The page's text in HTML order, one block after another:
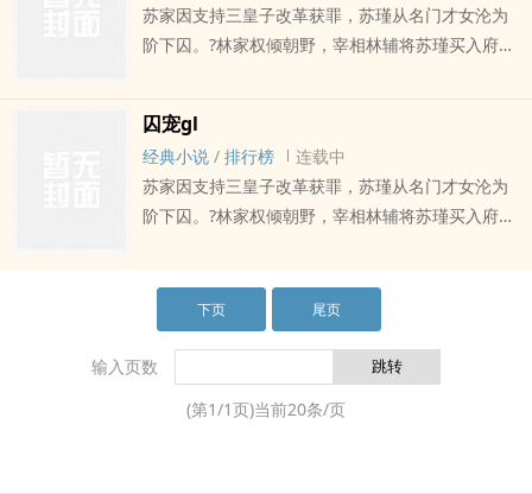
铁栏伸出手：“林清韵，我来接你。”?恨是需要理由
的，爱却只需要见到你。?那些被恨意遮盖的深夜，
是荆棘丛中，悄然绽放开出的花。?这一生纠葛，恨
来恨去，终究是恨自己爱对方不够。
苏家因支持三皇子改革获罪，苏瑾从名门才女沦为
阶下囚。?林家权倾朝野，宰相林辅将苏瑾买入府
看着苏瑾被沸水烫伤也不吭声，心想：这人倒是能
忍。?后来，三皇子兵变夺位，林家倒台，苏家平
反。昔日跪在脚踏上的丫鬟，成了新朝新贵；昔日
高高在上的千金，沦为阶下囚。?身份逆转，地位互
她只是站在牢门外，隔着铁栏看着里面那个披头散
发的身影，沉默了很久。?“林清韵，我来接你。”?林
留着烫出的疤。?她以为她们之间只有仇。可那些深
夜里偷偷盖好的被角、病榻边擦身的帕子、除夕夜
囚宠gl
经典小说 / 排行榜
连载中
苏家因支持三皇子改革获罪，苏瑾从名门才女沦为
阶下囚。?林家权倾朝野，宰相林辅将苏瑾买入府
看着苏瑾被沸水烫伤也不吭声，心想：这人倒是能
忍。?后来，三皇子兵变夺位，林家倒台，苏家平
反。昔日跪在脚踏上的丫鬟，成了新朝新贵；昔日
换。?所有人都以为苏瑾会千百倍地报复回去。?可
下页 尾页
输入页数
(第1/1页)当前20条/页